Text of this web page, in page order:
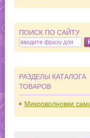
ПОИСК ПО САЙТУ
РАЗДЕЛЫ КАТАЛОГА
ТОВАРОВ
Микроволновки